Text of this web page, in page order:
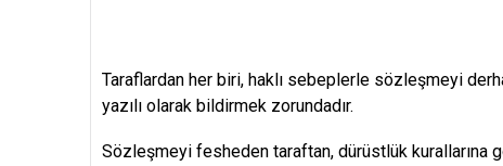
Taraflardan her biri, haklı sebeplerle sözleşmeyi
yazılı olarak bildirmek zorundadır.
Sözleşmeyi fesheden taraftan, dürüstlük